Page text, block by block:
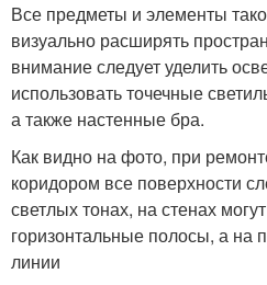
Все предметы и элементы
визуально расширять
внимание следует уделить
использовать точечные
а также настенные бра.
Как видно на фото, при
коридором все поверхности
светлых тонах, на стенах
горизонтальные полосы, а на
линии